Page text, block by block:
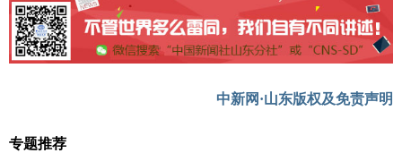
中新网·山东版权及免责声明
专题推荐